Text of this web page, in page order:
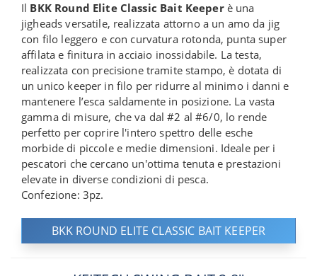
Il BKK Round Elite Classic Bait Keeperè una
jigheads versatile, realizzata attorno a un amo da jig
con filo leggero e con curvatura rotonda, punta super
affilata e finitura in acciaio inossidabile. La testa,
realizzata con precisione tramite stampo, è dotata di
un unico keeper in filo per ridurre al minimo i danni e
mantenere l’esca saldamente in posizione. La vasta
gamma di misure, che va dal #2 al #6/0, lo rende
perfetto per coprire l'intero spettro delle esche
morbide di piccole e medie dimensioni. Ideale per i
pescatori che cercano un'ottima tenuta e prestazioni
elevate in diverse condizioni di pesca.
Confezione: 3pz.
BKK ROUND ELITE CLASSIC BAIT KEEPER